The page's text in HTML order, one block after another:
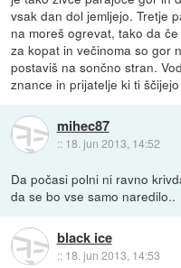
vsak dan dol jemljejo. Tretje
na moreš ogrevat, tako da
za kopat in večinoma so gor
postaviš na sončno stran.
znance in prijatelje ki ti
mihec87
:: 18. jun 2013, 14:52
Da počasi polni ni ravno
da se bo vse samo naredilo..
black ice
:: 18. jun 2013, 14:53